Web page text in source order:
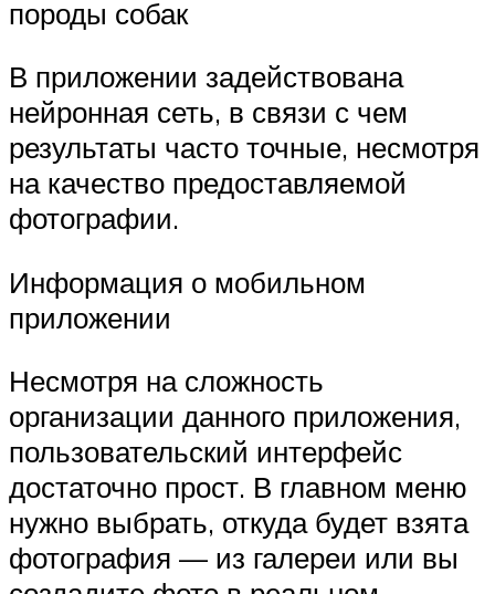
породы собак
В приложении задействована
нейронная сеть, в связи с чем
результаты часто точные, несмотря
на качество предоставляемой
фотографии.
Информация о мобильном
приложении
Несмотря на сложность
организации данного приложения,
пользовательский интерфейс
достаточно прост. В главном меню
нужно выбрать, откуда будет взята
фотография — из галереи или вы